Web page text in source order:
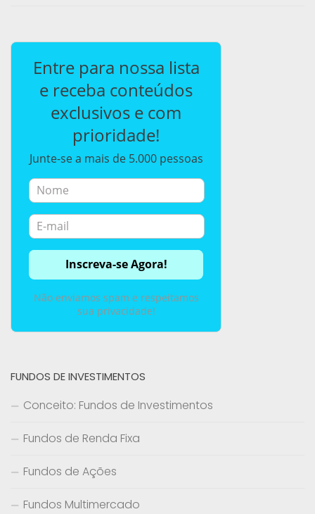
Entre para nossa lista
e receba conteúdos
exclusivos e com
prioridade!
Junte-se a mais de 5.000 pessoas
Não enviamos spam e respeitamos
sua privacidade!
FUNDOS DE INVESTIMENTOS
Conceito: Fundos de Investimentos
Fundos de Renda Fixa
Fundos de Ações
Fundos Multimercado